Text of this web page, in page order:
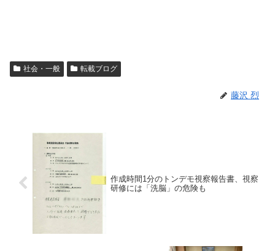
社会・一般 転載ブログ
藤沢 烈
作成時間1分のトンデモ視察報告書、視察
研修には「洗脳」の危険も